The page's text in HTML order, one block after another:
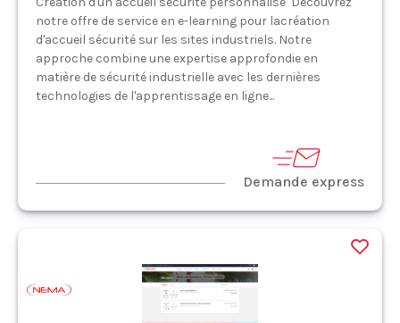
notre offre de service en e-learning pour lacréation
d'accueil sécurité sur les sites industriels. Notre
approche combine une expertise approfondie en
matière de sécurité industrielle avec les dernières
technologies de l'apprentissage en ligne...
Demande express